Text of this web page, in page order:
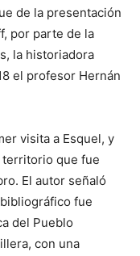
de la presentación
por parte de la
la historiadora
el profesor Hernán
visita a Esquel, y
que fue
El autor señaló
fue
del Pueblo
con una